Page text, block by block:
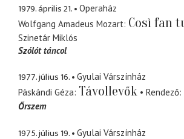
1979. április 21.
Operaház
Wolfgang Amadeus Mozart Così fan
Szinetár Miklós
Szólót táncol
1977. július 16.
Gyulai Várszínház
Páskándi Géza Távollevők Rendező
Őrszem
1975. július 19.
Gyulai Várszínház